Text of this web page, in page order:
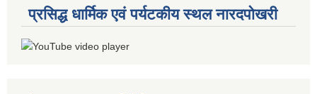
प्रसिद्ध धार्मिक एवं पर्यटकीय स्थल नारदपोखरी